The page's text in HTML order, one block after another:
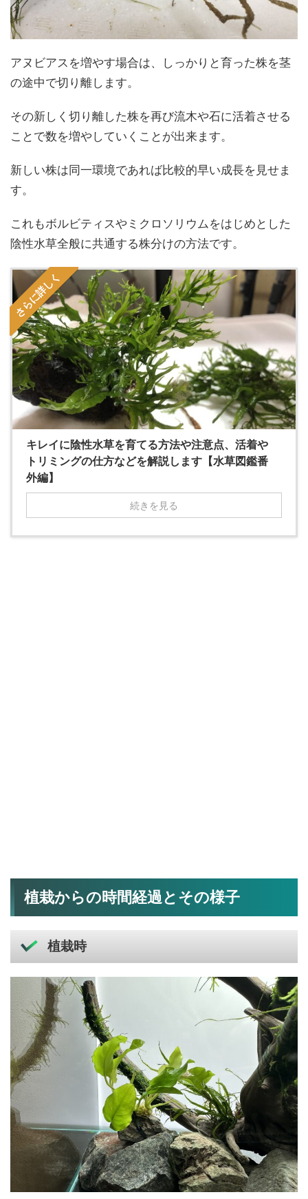
アヌビアスを増やす場合は、しっかりと育った株を茎
の途中で切り離します。
その新しく切り離した株を再び流木や石に活着させる
ことで数を増やしていくことが出来ます。
新しい株は同一環境であれば比較的早い成長を見せま
す。
これもボルビティスやミクロソリウムをはじめとした
陰性水草全般に共通する株分けの方法です。
さらに詳しく
キレイに陰性水草を育てる方法や注意点、活着や
トリミングの仕方などを解説します【水草図鑑番
外編】
続きを見る
植栽からの時間経過とその様子
植栽時